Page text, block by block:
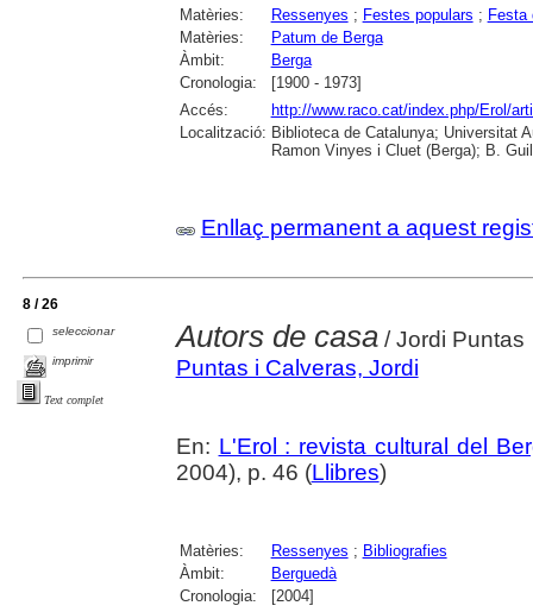
Matèries: Ressenyes ; Festes populars ; Festa
Matèries:
Patum de Berga
Àmbit:
Berga
Cronologia:
[1900 - 1973]
Accés:
http://www.raco.cat/index.php/Erol/
Localització: Biblioteca de Catalunya; Universitat
Ramon Vinyes i Cluet (Berga); B.
Enllaç permanent a aquest
8 / 26
seleccionar
imprimir
Text complet
Autors de casa/ Jordi Puntas
Puntas i Calveras, Jordi
En: L'Erol : revista cultural del
2004), p. 46 (Llibres)
Matèries: Ressenyes ; Bibliografies
Àmbit:
Berguedà
Cronologia:
[2004]